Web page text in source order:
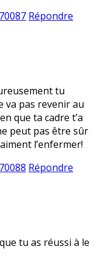
Répondre
tu
va pas revenir au
que ta cadre t’a
peut pas être sûr
l’enfermer!
Répondre
tu as réussi à le